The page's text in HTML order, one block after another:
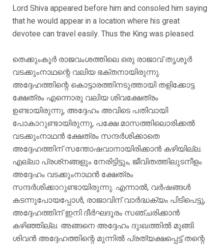
Lord Shiva appeared before him and consoled him saying
that he would appear in a location where his great
devotee can travel easily. Thus the King was pleased.
തെക്കുംകൂർ രാജവംശത്തിലെ ഒരു രാജാവ് തൃശൂർ
വടക്കുംനാഥന്റെ വലിയ ഭക്തനായിരുന്നു.
അദ്ദേഹത്തിന്റെ കൊട്ടാരത്തിനടുത്തായി തളിക്കോട്ട
ക്ഷേത്രം എന്നൊരു വലിയ ശിവക്ഷേത്രം
ഉണ്ടായിരുന്നു, അദ്ദേഹം അവിടെ പതിവായി
പോകാറുണ്ടായിരുന്നു, പക്ഷേ മാസത്തിലൊരിക്കൽ
വടക്കുംനാഥൻ ക്ഷേത്രം സന്ദർശിക്കാതെ
അദ്ദേഹത്തിന് സന്തോഷവാനായിരിക്കാൻ കഴിയില്ല.
എല്ലാ പ്രശ്‌നങ്ങളും നേരിട്ടിട്ടും, ജീവിതത്തിലുടനീളം
അദ്ദേഹം വടക്കുംനാഥൻ ക്ഷേത്രം
സന്ദർശിക്കാറുണ്ടായിരുന്നു. എന്നാൽ, വർഷങ്ങൾ
കടന്നുപോയപ്പോൾ, രാജാവിന് വാർദ്ധക്യം പിടിപെട്ടു,
അദ്ദേഹത്തിന് ഇനി ദീർഘദൂരം സഞ്ചരിക്കാൻ
കഴിഞ്ഞില്ല. അങ്ങനെ അദ്ദേഹം ദുഃഖത്തിൽ മുങ്ങി.
ശിവൻ അദ്ദേഹത്തിന്റെ മുന്നിൽ പ്രത്യക്ഷപ്പെട്ട് തന്റെ